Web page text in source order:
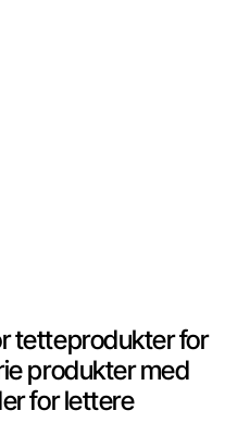
tetteprodukter for
produkter med
for lettere